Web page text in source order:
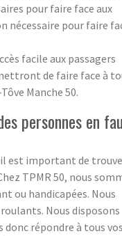
pour faire face aux
nécessaire pour faire
facile aux passagers
de faire face à
Manche 50.
personnes en
il est important de
TPMR 50, nous
ou handicapées. Nous
Nous disposons
répondre à tous vos